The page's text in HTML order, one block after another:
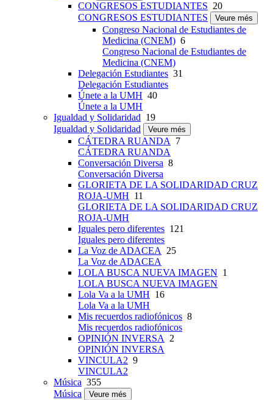
CONGRESOS ESTUDIANTES 20
CONGRESOS ESTUDIANTES
Veure més
Congreso Nacional de Estudiantes de
Medicina (CNEM) 6
Congreso Nacional de Estudiantes de
Medicina (CNEM)
Delegación Estudiantes 31
Delegación Estudiantes
Únete a la UMH 40
Únete a la UMH
Igualdad y Solidaridad 19
Igualdad y Solidaridad
Veure més
CÁTEDRA RUANDA
7
CÁTEDRA RUANDA
Conversación Diversa 8
Conversación Diversa
GLORIETA DE LA SOLIDARIDAD CRUZ
ROJA-UMH 11
GLORIETA DE LA SOLIDARIDAD CRUZ
ROJA-UMH
Iguales pero diferentes 121
Iguales pero diferentes
La Voz de ADACEA
25
La Voz de ADACEA
LOLA BUSCA NUEVA IMAGEN 1
LOLA BUSCA NUEVA IMAGEN
Lola Va a la UMH 16
Lola Va a la UMH
Mis recuerdos radiofónicos 8
Mis recuerdos radiofónicos
OPINIÓN INVERSA
2
OPINIÓN INVERSA
VINCULA2 9
VINCULA2
Música 355
Música
Veure més